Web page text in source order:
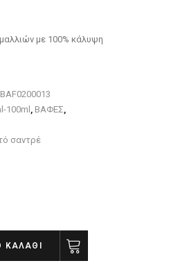
με 100% κάλυψη
BAF0200013
100ml , ΒΑΦΕΣ,
σαντρέ